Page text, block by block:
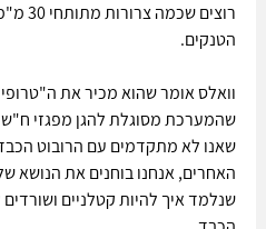
הטנקים.
וואלס אומר שהוא מכיר את
שהמערכת מסוגלת להגן מפגזי ח"ש
שאנו לא מתקדמים עם הרובוט
האחרים, אנחנו בוחנים את הנושא
שנלמד איך להיות קטלניים